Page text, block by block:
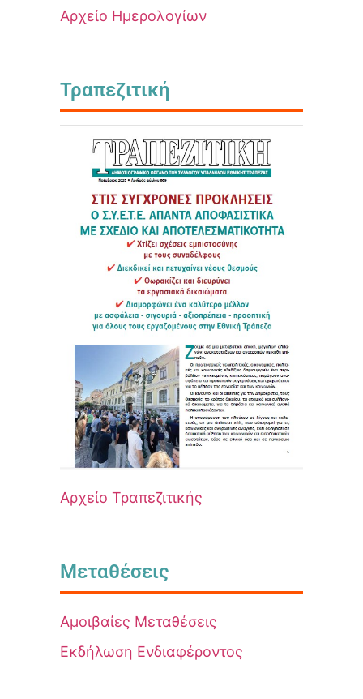
Αρχείο Ημερολογίων
Τραπεζιτική
Αρχείο Τραπεζιτικής
Μεταθέσεις
Αμοιβαίες Μεταθέσεις
Εκδήλωση Ενδιαφέροντος